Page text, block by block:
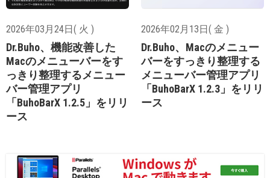
2026年03月24日( 火 )
Dr.Buho、機能改善した
Macのメニューバーをす
っきり整理するメニュー
バー管理アプリ
「BuhoBarX 1.2.5」をリリ
ース
2026年02月13日( 金 )
Dr.Buho、Macのメニュー
バーをすっきり整理する
メニューバー管理アプリ
「BuhoBarX 1.2.3」をリリ
ース